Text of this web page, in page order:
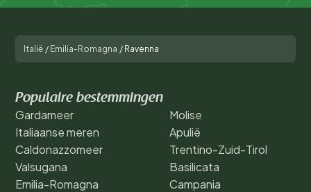
Italië / Emilia-Romagna / Ravenna
Populaire bestemmingen
Gardameer
Italiaanse meren
Caldonazzomeer
Valsugana
Emilia-Romagna
Molise
Apulië
Trentino-Zuid-Tirol
Basilicata
Campania